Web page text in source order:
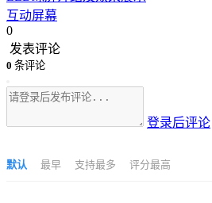
互动屏幕
0
发表评论
0 条评论
登录后评论
默认 最早 支持最多 评分最高